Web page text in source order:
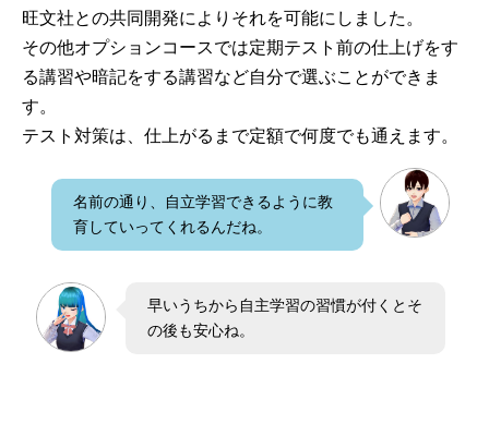
旺文社との共同開発によりそれを可能にしました。
その他オプションコースでは定期テスト前の仕上げをす
る講習や暗記をする講習など自分で選ぶことができま
す。
テスト対策は、仕上がるまで定額で何度でも通えます。
名前の通り、自立学習できるように教
育していってくれるんだね。
早いうちから自主学習の習慣が付くとそ
の後も安心ね。